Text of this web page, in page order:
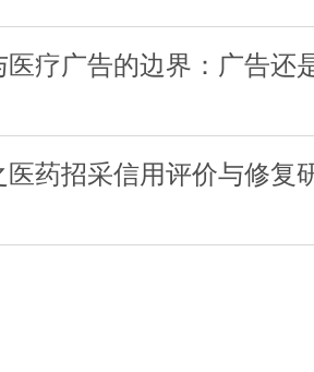
医疗广告的边界：广告还
药招采信用评价与修复